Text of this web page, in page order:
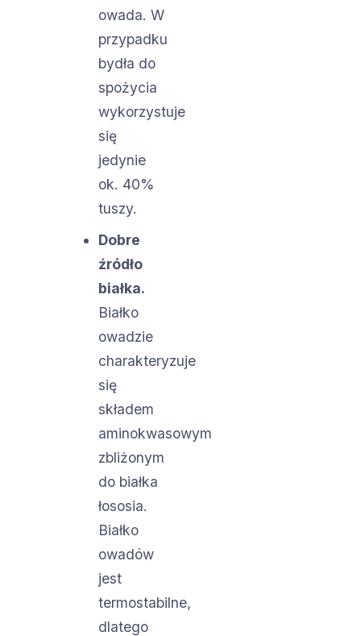
owada. W
przypadku
bydła do
spożycia
wykorzystuje
się
jedynie
ok. 40%
tuszy.
Dobre
źródło
białka.
Białko
owadzie
charakteryzuje
się
składem
aminokwasowym
zbliżonym
do białka
łososia.
Białko
owadów
jest
termostabilne,
dlatego